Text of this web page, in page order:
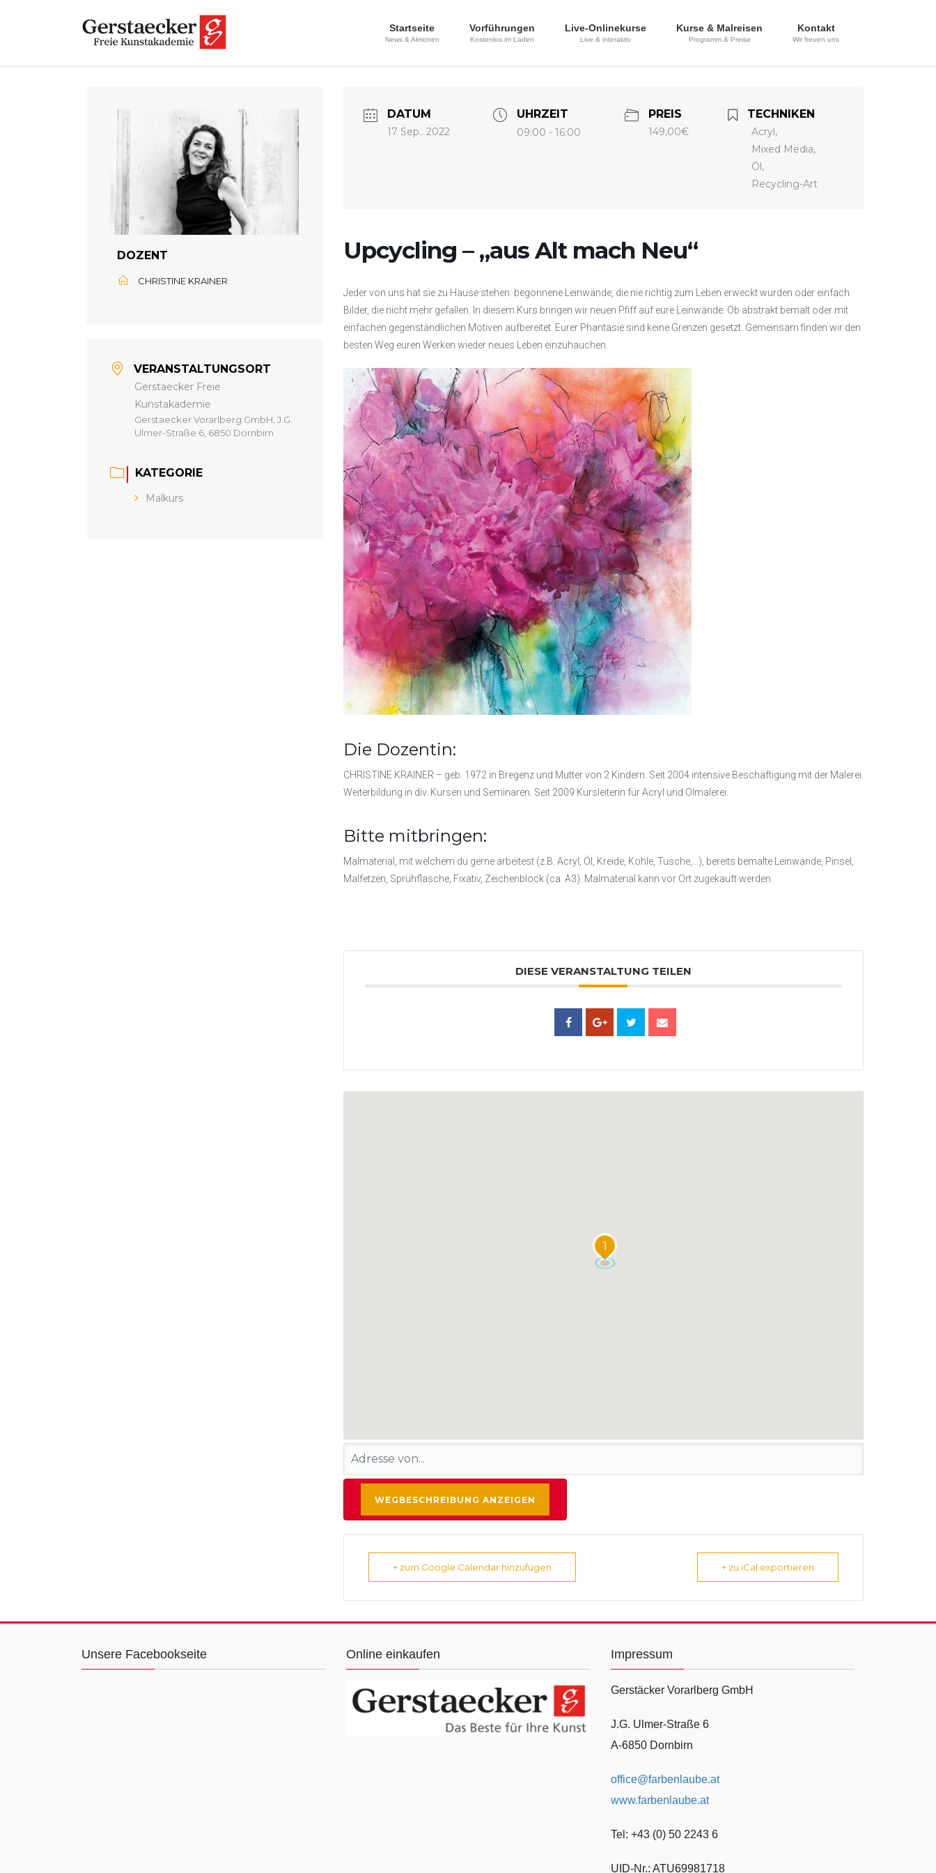
Startseite
News & Aktionen
Vorführungen
Kostenlos im Laden
Live-Onlinekurse
Live & interaktiv
Kurse & Malreisen
Programm & Preise
Kontakt
Wir freuen uns
DOZENT
CHRISTINE KRAINER
VERANSTALTUNGSORT
Gerstaecker Freie
Kunstakademie
Gerstaecker Vorarlberg GmbH, J.G.
Ulmer-Straße 6, 6850 Dornbirn
KATEGORIE
Malkurs
DATUM
17 Sep.. 2022
UHRZEIT
09:00 - 16:00
PREIS
149,00€
TECHNIKEN
Acryl,
Mixed Media,
Öl,
Recycling-Art
Upcycling – „aus Alt mach Neu“
Jeder von uns hat sie zu Hause stehen: begonnene Leinwände, die nie richtig zum Leben erweckt wurden oder einfach
Bilder, die nicht mehr gefallen. In diesem Kurs bringen wir neuen Pfiff auf eure Leinwände. Ob abstrakt bemalt oder mit
einfachen gegenständlichen Motiven aufbereitet. Eurer Phantasie sind keine Grenzen gesetzt. Gemeinsam finden wir den
besten Weg euren Werken wieder neues Leben einzuhauchen.
Die Dozentin:
CHRISTINE KRAINER – geb. 1972 in Bregenz und Mutter von 2 Kindern. Seit 2004 intensive Beschäftigung mit der Malerei.
Weiterbildung in div. Kursen und Seminaren. Seit 2009 Kursleiterin für Acryl und Ölmalerei.
Bitte mitbringen:
Malmaterial, mit welchem du gerne arbeitest (z.B. Acryl, Öl, Kreide, Kohle, Tusche,…), bereits bemalte Leinwände, Pinsel,
Malfetzen, Sprühflasche, Fixativ, Zeichenblock (ca. A3). Malmaterial kann vor Ort zugekauft werden.
DIESE VERANSTALTUNG TEILEN
1
+ zum Google Calendar hinzufügen + zu iCal exportieren
Unsere Facebookseite Online einkaufen Impressum
Gerstäcker Vorarlberg GmbH
J.G. Ulmer-Straße 6
A-6850 Dornbirn
office@farbenlaube.at
www.farbenlaube.at
Tel: +43 (0) 50 2243 6
UID-Nr.: ATU69981718